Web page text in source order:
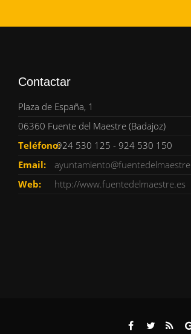
Contactar
Plaza de España, 1
06360 Fuente del Maestre (Badajoz)
Teléfono:924 530 125 - 924 530 150
Email:
Web:
http://www.fuentedelmaestre.es